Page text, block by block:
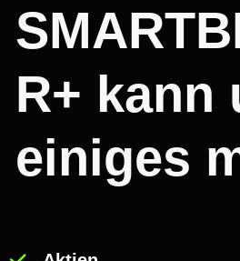
R+ kann
einiges